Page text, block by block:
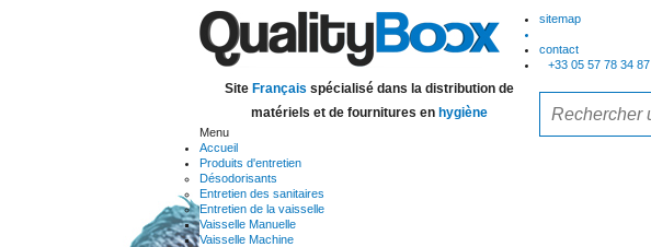
Site Français spécialisé dans la distribution de
matériels et de fournitures en hygiène
sitemap
contact
+33 05 57 78 34 87
Menu
Accueil
Produits d'entretien
Désodorisants
Entretien des sanitaires
Entretien de la vaisselle
Vaisselle Manuelle
Vaisselle Machine